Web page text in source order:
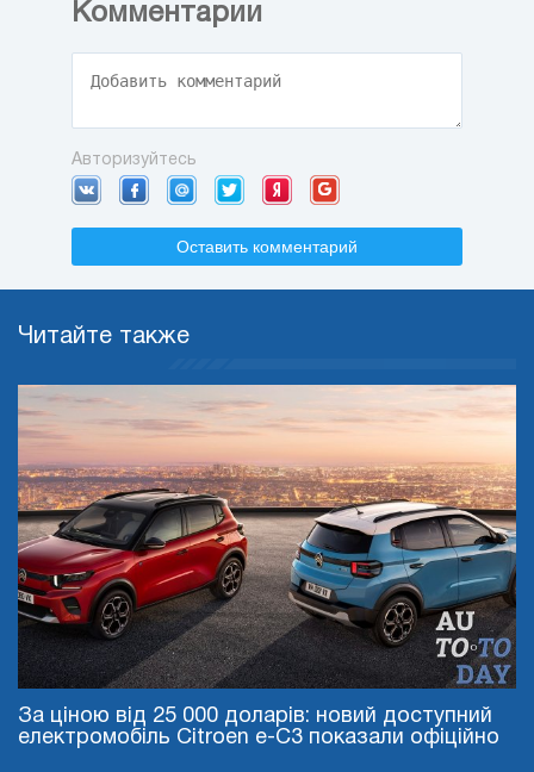
Комментарии
Авторизуйтесь
Оставить комментарий
Читайте также
За ціною від 25 000 доларів: новий доступний
електромобіль Citroen e-C3 показали офіційно